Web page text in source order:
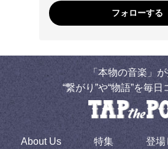
フォローする
「本物の音楽」
“繋がり”や“物語”を毎
About Us 特集 登場